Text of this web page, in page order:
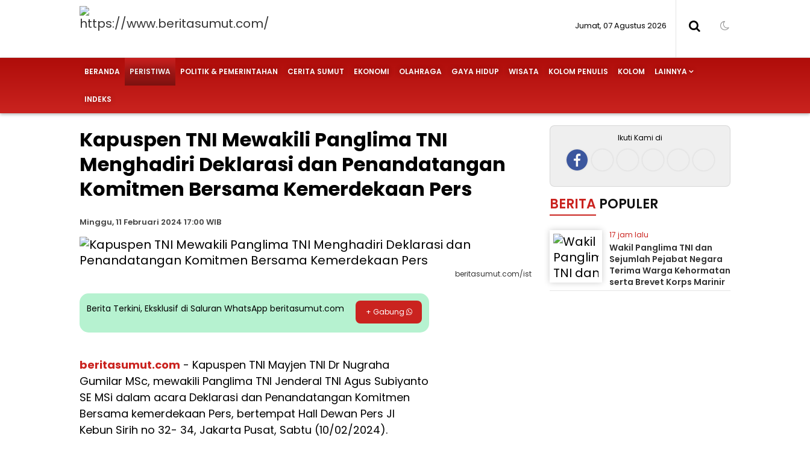
Jumat, 07 Agustus 2026
BERANDA PERISTIWA POLITIK & PEMERINTAHAN CERITA SUMUT EKONOMI OLAHRAGA GAYA HIDUP WISATA KOLOM PENULIS KOLOM LAINNYA
INDEKS
Kapuspen TNI Mewakili Panglima TNI
Menghadiri Deklarasi dan Penandatangan
Komitmen Bersama Kemerdekaan Pers
Minggu, 11 Februari 2024 17:00 WIB
beritasumut.com/ist
Berita Terkini, Eksklusif di Saluran WhatsApp beritasumut.com + Gabung
beritasumut.com - Kapuspen TNI Mayjen TNI Dr Nugraha
Gumilar MSc, mewakili Panglima TNI Jenderal TNI Agus Subiyanto
SE MSi dalam acara Deklarasi dan Penandatangan Komitmen
Bersama kemerdekaan Pers, bertempat Hall Dewan Pers Jl
Kebun Sirih no 32- 34, Jakarta Pusat, Sabtu (10/02/2024).
Ikuti Kami di
BERITA POPULER
17 jam lalu
Wakil Panglima TNI dan
Sejumlah Pejabat Negara
Terima Warga Kehormatan
serta Brevet Korps Marinir